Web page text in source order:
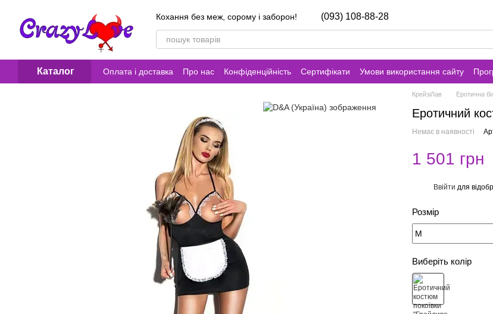
Кохання без меж, сорому і заборон!
(093) 108-88-28
Каталог Оплата і доставка Про нас Конфіденційність Сертифікати Умови використання сайту
Контакти
КрейзіЛав Еротична
Еротичний
Немає в наявності
1 501 грн
Ввійти для
Розмір
Виберіть колір